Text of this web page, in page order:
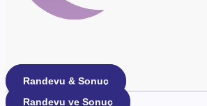
Randevu & Sonuç
Randevu ve Sonuç